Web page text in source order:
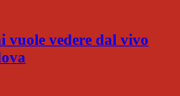
vuole vedere dal vivo